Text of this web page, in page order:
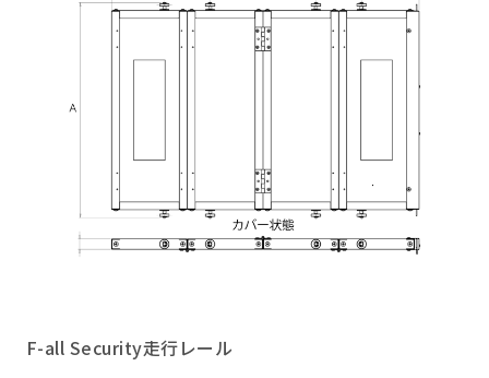
F-all Security走行レール